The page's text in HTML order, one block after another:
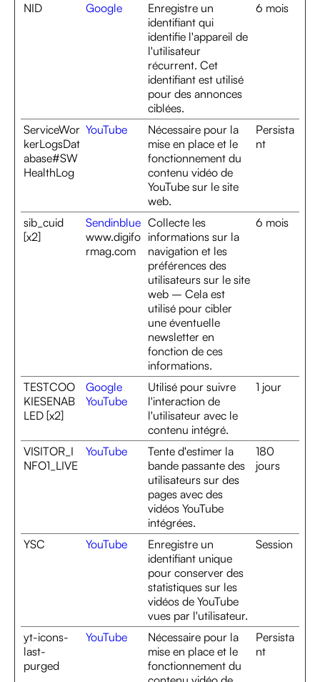
NID Google
Enregistre un
identifiant qui
identifie l'appareil de
l'utilisateur
récurrent. Cet
identifiant est utilisé
pour des annonces
ciblées.
6 mois
ServiceWor
kerLogsDat
abase#SW
HealthLog
YouTube
Nécessaire pour la
mise en place et le
fonctionnement du
contenu vidéo de
YouTube sur le site
web.
Persista
nt
sib_cuid
[x2]
Sendinblue
www.digifo
rmag.com
Collecte les
informations sur la
navigation et les
préférences des
utilisateurs sur le site
web – Cela est
utilisé pour cibler
une éventuelle
newsletter en
fonction de ces
informations.
6 mois
TESTCOO
KIESENAB
LED [x2]
Google
YouTube
Utilisé pour suivre
l'interaction de
l'utilisateur avec le
contenu intégré.
1 jour
VISITOR_I
NFO1_LIVE
YouTube
Tente d'estimer la
bande passante des
utilisateurs sur des
pages avec des
vidéos YouTube
intégrées.
180
jours
YSC YouTube
Enregistre un
identifiant unique
pour conserver des
statistiques sur les
vidéos de YouTube
vues par l'utilisateur.
Session
yt-icons-
last-
purged
YouTube
Nécessaire pour la
mise en place et le
fonctionnement du
Persista
nt